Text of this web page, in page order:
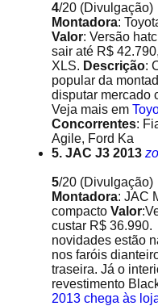
4/20 (Divulgação)
Montadora:
Valor: Versão
sair até R$
XLS. Descrição:
popular da
disputar mercado
Veja mais em
Concorrentes:
Agile, Ford Ka
5. JAC J3 2013
5/20 (Divulgação)
Montadora: JAC
compacto Valor
custar R$ 36.990.
novidades estão
nos faróis
traseira. Já o
revestimento
2013 chega às